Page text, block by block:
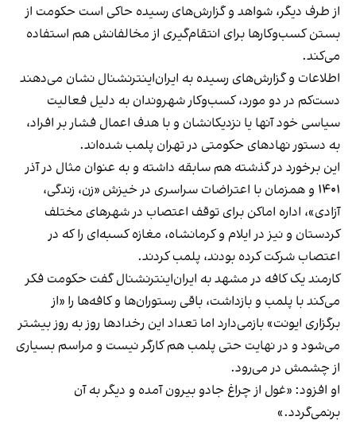
از طرف دیگر، شواهد و گزارش‌های رسیده حاکی است حکومت از
بستن کسب‌وکارها برای انتقام‌گیری از مخالفانش هم استفاده
می‌کند.
اطلاعات و گزارش‌های رسیده به ایران‌اینترنشنال نشان می‌دهند
دست‌کم در دو مورد، کسب‌وکار شهروندان به دلیل فعالیت
سیاسی خود آنها یا نزدیکانشان و با هدف اعمال فشار بر افراد،
به دستور نهادهای حکومتی در تهران پلمب شده‌اند.
این برخورد در گذشته هم سابقه داشته و به عنوان مثال در آذر
۱۴۰۱ و همزمان با اعتراضات سراسری در خیزش «زن، زندگی،
آزادی»، اداره اماکن برای توقف اعتصاب در شهرهای مختلف
کردستان و نیز در ایلام و کرمانشاه، مغازه کسبه‌ای را که در
اعتصاب شرکت کرده بودند، پلمب کردند.
کارمند یک کافه در مشهد به ایران‌اینترنشنال گفت حکومت فکر
می‌کند با پلمب و بازداشت، باقی رستوران‌ها و کافه‌ها را «از
برگزاری ایونت» بازمی‌دارد اما تعداد این رخدادها روز به روز بیشتر
می‌شود و در نهایت حتی پلمب هم کارگر نیست و مراسم بسیاری
از چشمش در می‌رود.
او افزود: «غول از چراغ جادو بیرون آمده و دیگر به آن
برنمی‎‌گردد.»